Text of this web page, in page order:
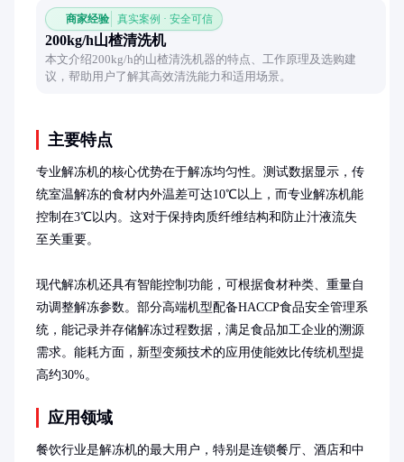
商家经验 真实案例 · 安全可信
200kg/h山楂清洗机
本文介绍200kg/h的山楂清洗机器的特点、工作原理及选购建
议，帮助用户了解其高效清洗能力和适用场景。
主要特点
专业解冻机的核心优势在于解冻均匀性。测试数据显示，传
统室温解冻的食材内外温差可达10℃以上，而专业解冻机能
控制在3℃以内。这对于保持肉质纤维结构和防止汁液流失
至关重要。
现代解冻机还具有智能控制功能，可根据食材种类、重量自
动调整解冻参数。部分高端机型配备HACCP食品安全管理系
统，能记录并存储解冻过程数据，满足食品加工企业的溯源
需求。能耗方面，新型变频技术的应用使能效比传统机型提
高约30%。
应用领域
餐饮行业是解冻机的最大用户，特别是连锁餐厅、酒店和中